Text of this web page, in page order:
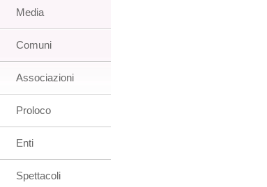
Media
Comuni
Associazioni
Proloco
Enti
Spettacoli